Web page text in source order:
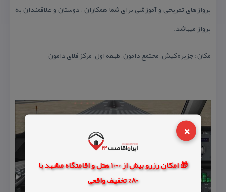
×
🎁 امکان رزرو بیش از 1000 هتل و اقامتگاه مشهد با
80% تخفیف واقعی
پروازهای تفریحی و آموزشی برای شما همكاران ، دوستان و علاقمندان به
پرواز میباشد.
مكان : جزیره كیش – مجتمع دامون – طبقه اول – مركز فلای دامون